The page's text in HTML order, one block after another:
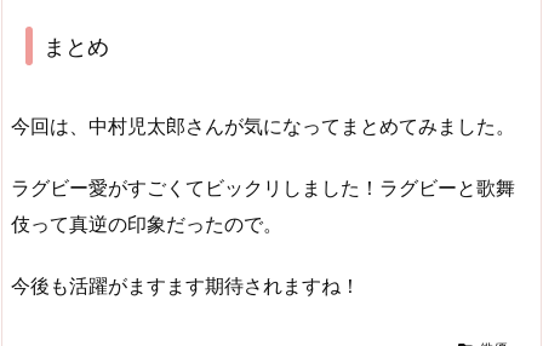
まとめ
今回は、中村児太郎さんが気になってまとめてみました。
ラグビー愛がすごくてビックリしました！ラグビーと歌舞
伎って真逆の印象だったので。
今後も活躍がますます期待されますね！